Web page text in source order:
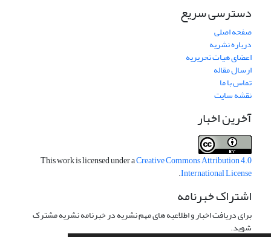
دسترسی سریع
صفحه اصلی
درباره نشریه
اعضای هیات تحریریه
ارسال مقاله
تماس با ما
نقشه سایت
آخرین اخبار
This work is licensed under aCreative Commons Attribution 4.0
International License
.
اشتراک خبرنامه
برای دریافت اخبار و اطلاعیه های مهم نشریه در خبرنامه نشریه مشترک
شوید.